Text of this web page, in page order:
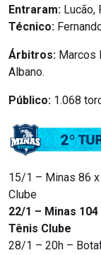
Entraram: Lucão,
Técnico:
Árbitros: Marcos
Albano.
Público: 1.068
15/1 – Minas 86
Clube
22/1 – Minas
Tênis Clube
28/1 – 20h –